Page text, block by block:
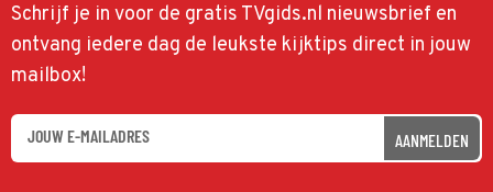
Schrijf je in voor de gratis TVgids.nl nieuwsbrief en
ontvang iedere dag de leukste kijktips direct in jouw
mailbox!
AANMELDEN